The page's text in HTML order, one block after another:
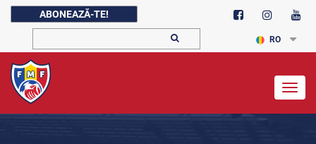
ABONEAZĂ-TE!
RO